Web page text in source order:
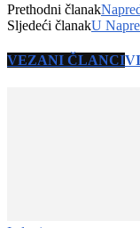
Prethodni članak
Sljedeći članakU
VEZANI ČLANCI